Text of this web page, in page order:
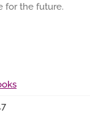
for the future.